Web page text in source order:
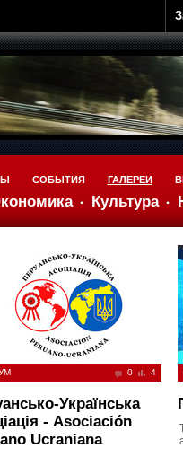
Культура
СОБЫТИЯ ГАЛЕРЕИ
0 4
Українська
- Asociación
Ucraniana